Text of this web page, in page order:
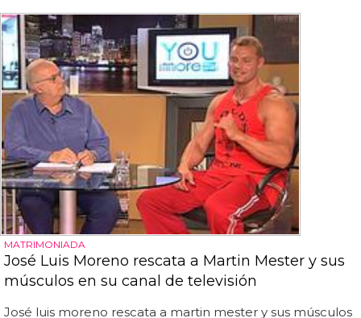
MATRIMONIADA
José Luis Moreno rescata a Martin Mester y sus
músculos en su canal de televisión
José luis moreno rescata a martin mester y sus músculos